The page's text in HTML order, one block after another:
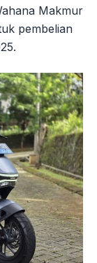
Makmur
pembelian